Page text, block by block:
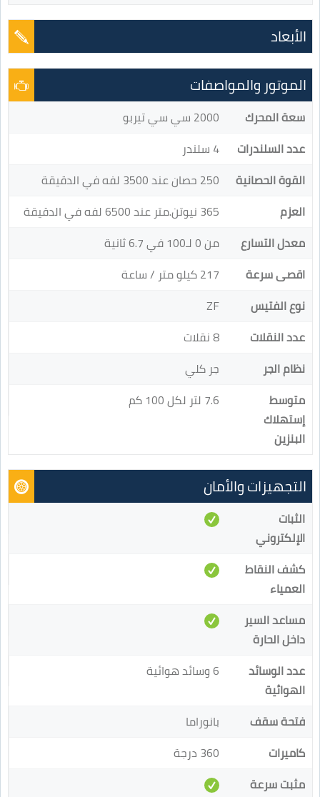
الأبعاد
الموتور والمواصفات
سعة المحرك
2000 سي سي تيربو
عدد السلندرات
4 سلندر
القوة الحصانية
250 حصان عند 3500 لفه في الدقيقة
العزم
365 نيوتن.متر عند 6500 لفه في الدقيقة
معدل التسارع
من 0 لـ100 في 6.7 ثانية
اقصى سرعة
217 كيلو متر / ساعة
نوع الفتيس
ZF
عدد النقلات
8 نقلات
نظام الجر
جر كلي
متوسط
إستهلاك
البنزين
7.6 لتر لكل 100 كم
التجهيزات والأمان
الثبات
الإلكتروني
كشف النقاط
العمياء
مساعد السير
داخل الحارة
عدد الوسائد
الهوائية
6 وسائد هوائية
فتحة سقف
بانوراما
كاميرات
360 درجة
مثبت سرعة